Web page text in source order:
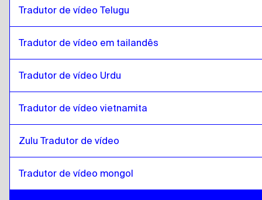
Tradutor de vídeo Telugu
Tradutor de vídeo em tailandês
Tradutor de vídeo Urdu
Tradutor de vídeo vietnamita
Zulu Tradutor de vídeo
Tradutor de vídeo mongol